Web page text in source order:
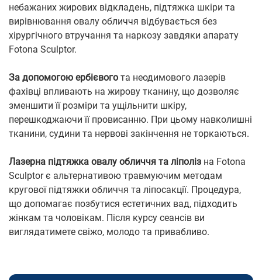
небажаних жирових відкладень, підтяжка шкіри та
вирівнювання овалу обличчя відбувається без
хірургічного втручання та наркозу завдяки апарату
Fotona Sculptor.
За допомогою ербієвого та неодимового лазерів
фахівці впливають на жирову тканину, що дозволяє
зменшити її розміри та ущільнити шкіру,
перешкоджаючи її провисанню. При цьому навколишні
тканини, судини та нервові закінчення не торкаються.
Лазерна підтяжка овалу обличчя та ліполіз на Fotona
Sculptor є альтернативою травмуючим методам
кругової підтяжки обличчя та ліпосакції. Процедура,
що допомагає позбутися естетичних вад, підходить
жінкам та чоловікам. Після курсу сеансів ви
виглядатимете свіжо, молодо та привабливо.